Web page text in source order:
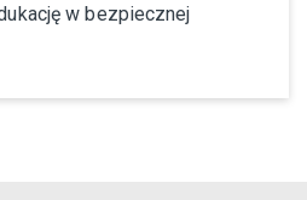
w bezpiecznej